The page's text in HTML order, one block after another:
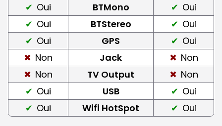
Oui
BTMono
Oui
Oui
BTStereo
Oui
Oui
GPS
Oui
Non
Jack
Non
Non
TV Output
Non
Oui
USB
Oui
Oui
Wifi HotSpot Oui